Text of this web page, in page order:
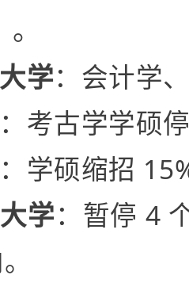
学：会计学
：考古学学硕
：学硕缩招
学：暂停 4